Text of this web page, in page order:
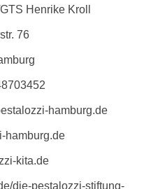
Henrike Kroll
76
hamburg.de
hamburg.de
kita.de
die-pestalozzi-stiftung-